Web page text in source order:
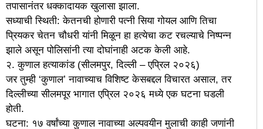
तपासानंतर धक्कादायक खुलासा झाला.
सध्याची स्थिती: केतनची होणारी पत्नी सिया गोयल आणि तिचा
प्रियकर चेतन चौधरी यांनी मिळून हा हत्येचा कट रचल्याचे निष्पन्न
झाले असून पोलिसांनी त्या दोघांनाही अटक केली आहे.
२. कुणाल हत्याकांड (सीलमपुर, दिल्ली – एप्रिल २०२६)
जर तुम्ही ‘कुणाल’ नावाच्याच विशिष्ट केसबद्दल विचारत असाल, तर
दिल्लीच्या सीलमपूर भागात एप्रिल २०२६ मध्ये एक घटना घडली
होती.
घटना: १७ वर्षांच्या कुणाल नावाच्या अल्पवयीन मुलाची काही जणांनी